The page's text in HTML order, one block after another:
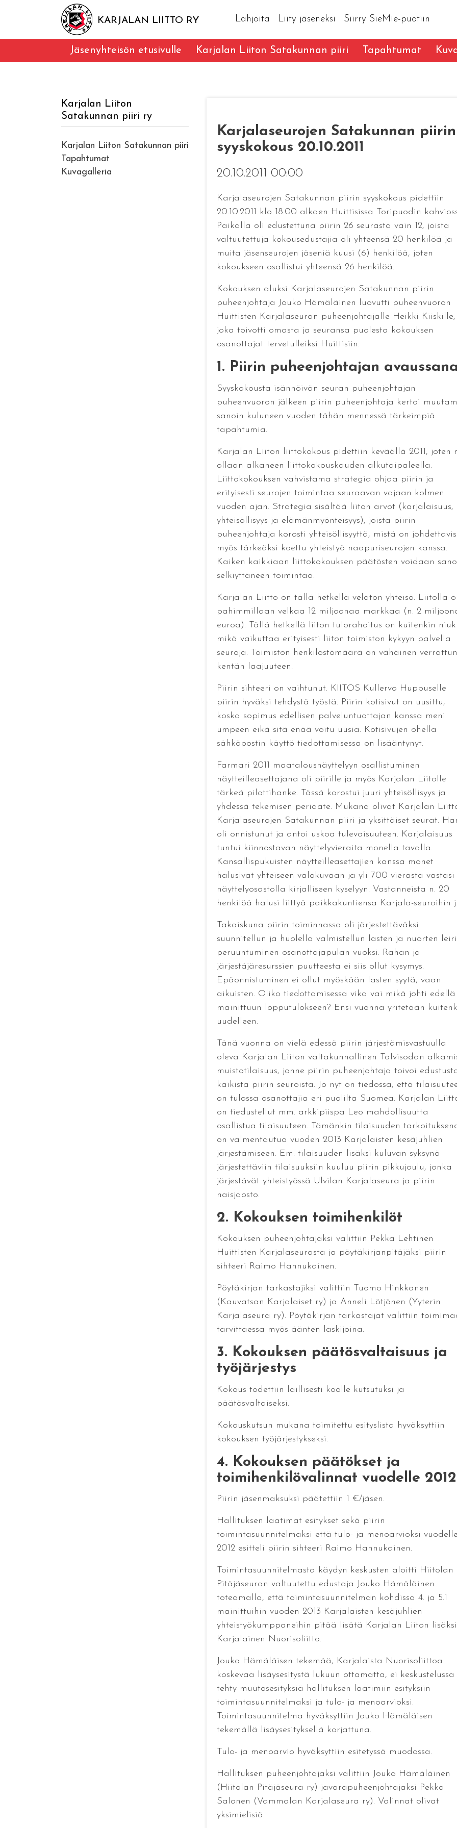
KARJALAN LIITTO RY Lahjoita Liity jäseneksi Siirry SieMie-puotiin
Jäsenyhteisön etusivulle Karjalan Liiton Satakunnan piiri Tapahtumat
Karjalan Liiton
Satakunnan piiri ry
Karjalan Liiton Satakunnan piiri
Tapahtumat
Kuvagalleria
Karjalaseurojen Satakunnan piirin
syyskokous 20.10.2011
20.10.2011 00:00
Karjalaseurojen Satakunnan piirin syyskokous pidettiin
20.10.2011 klo 18.00 alkaen Huittisissa Toripuodin
Paikalla oli edustettuna piirin 26 seurasta vain 12, joista
valtuutettuja kokousedustajia oli yhteensä 20 henkilöä ja
muita jäsenseurojen jäseniä kuusi (6) henkilöä, joten
kokoukseen osallistui yhteensä 26 henkilöä.
Kokouksen aluksi Karjalaseurojen Satakunnan piirin
puheenjohtaja Jouko Hämäläinen luovutti puheenvuoron
Huittisten Karjalaseuran puheenjohtajalle Heikki Kiiskille,
joka toivotti omasta ja seuransa puolesta kokouksen
osanottajat tervetulleiksi Huittisiin.
1. Piirin puheenjohtajan
Syyskokousta isännöivän seuran puheenjohtajan
puheenvuoron jälkeen piirin puheenjohtaja kertoi
sanoin kuluneen vuoden tähän mennessä tärkeimpiä
tapahtumia.
Karjalan Liiton liittokokous pidettiin keväällä 2011, joten
ollaan alkaneen liittokokouskauden alkutaipaleella.
Liittokokouksen vahvistama strategia ohjaa piirin ja
erityisesti seurojen toimintaa seuraavan vajaan kolmen
vuoden ajan. Strategia sisältää liiton arvot (karjalaisuus,
yhteisöllisyys ja elämänmyönteisyys), joista piirin
puheenjohtaja korosti yhteisöllisyyttä, mistä on
myös tärkeäksi koettu yhteistyö naapuriseurojen kanssa.
Kaiken kaikkiaan liittokokouksen päätösten voidaan
selkiyttäneen toimintaa.
Karjalan Liitto on tällä hetkellä velaton yhteisö. Liitolla
pahimmillaan velkaa 12 miljoonaa markkaa (n. 2
euroa). Tällä hetkellä liiton tulorahoitus on kuitenkin
mikä vaikuttaa erityisesti liiton toimiston kykyyn palvella
seuroja. Toimiston henkilöstömäärä on vähäinen
kentän laajuuteen.
Piirin sihteeri on vaihtunut. KIITOS Kullervo Huppuselle
piirin hyväksi tehdystä työstä. Piirin kotisivut on uusittu,
koska sopimus edellisen palveluntuottajan kanssa meni
umpeen eikä sitä enää voitu uusia. Kotisivujen ohella
sähköpostin käyttö tiedottamisessa on lisääntynyt.
Farmari 2011 maatalousnäyttelyyn osallistuminen
näytteilleasettajana oli piirille ja myös Karjalan Liitolle
tärkeä pilottihanke. Tässä korostui juuri yhteisöllisyys ja
yhdessä tekemisen periaate. Mukana olivat Karjalan
Karjalaseurojen Satakunnan piiri ja yksittäiset seurat.
oli onnistunut ja antoi uskoa tulevaisuuteen. Karjalaisuus
tuntui kiinnostavan näyttelyvieraita monella tavalla.
Kansallispukuisten näytteilleasettajien kanssa monet
halusivat yhteiseen valokuvaan ja yli 700 vierasta vastasi
näyttelyosastolla kirjalliseen kyselyyn. Vastanneista n. 20
henkilöä halusi liittyä paikkakuntiensa Karjala-seuroihin
Takaiskuna piirin toiminnassa oli järjestettäväksi
suunnitellun ja huolella valmistellun lasten ja nuorten
peruuntuminen osanottajapulan vuoksi. Rahan ja
järjestäjäresurssien puutteesta ei siis ollut kysymys.
Epäonnistuminen ei ollut myöskään lasten syytä, vaan
aikuisten. Oliko tiedottamisessa vika vai mikä johti edellä
mainittuun lopputulokseen? Ensi vuonna yritetään
uudelleen.
Tänä vuonna on vielä edessä piirin järjestämisvastuulla
oleva Karjalan Liiton valtakunnallinen Talvisodan
muistotilaisuus, jonne piirin puheenjohtaja toivoi
kaikista piirin seuroista. Jo nyt on tiedossa, että
on tulossa osanottajia eri puolilta Suomea. Karjalan
on tiedustellut mm. arkkipiispa Leo mahdollisuutta
osallistua tilaisuuteen. Tämänkin tilaisuuden
on valmentautua vuoden 2013 Karjalaisten kesäjuhlien
järjestämiseen. Em. tilaisuuden lisäksi kuluvan syksynä
järjestettäviin tilaisuuksiin kuuluu piirin pikkujoulu, jonka
järjestävät yhteistyössä Ulvilan Karjalaseura ja piirin
naisjaosto.
2. Kokouksen toimihenkilöt
Kokouksen puheenjohtajaksi valittiin Pekka Lehtinen
Huittisten Karjalaseurasta ja pöytäkirjanpitäjäksi piirin
sihteeri Raimo Hannukainen.
Pöytäkirjan tarkastajiksi valittiin Tuomo Hinkkanen
(Kauvatsan Karjalaiset ry) ja Anneli Lötjönen (Yyterin
Karjalaseura ry). Pöytäkirjan tarkastajat valittiin
tarvittaessa myös äänten laskijoina.
3. Kokouksen päätösvaltaisuus ja
työjärjestys
Kokous todettiin laillisesti koolle kutsutuksi ja
päätösvaltaiseksi.
Kokouskutsun mukana toimitettu esityslista hyväksyttiin
kokouksen työjärjestykseksi.
4. Kokouksen päätökset ja
toimihenkilövalinnat vuodelle 2012
Piirin jäsenmaksuksi päätettiin 1 €/jäsen.
Hallituksen laatimat esitykset sekä piirin
toimintasuunnitelmaksi että tulo- ja menoarvioksi
2012 esitteli piirin sihteeri Raimo Hannukainen.
Toimintasuunnitelmasta käydyn keskusten aloitti Hiitolan
Pitäjäseuran valtuutettu edustaja Jouko Hämäläinen
toteamalla, että toimintasuunnitelman kohdissa 4. ja 5.1
mainittuihin vuoden 2013 Karjalaisten kesäjuhlien
yhteistyökumppaneihin pitää lisätä Karjalan Liiton lisäksi
Karjalainen Nuorisoliitto.
Jouko Hämäläisen tekemää, Karjalaista Nuorisoliittoa
koskevaa lisäysesitystä lukuun ottamatta, ei keskustelussa
tehty muutosesityksiä hallituksen laatimiin esityksiin
toimintasuunnitelmaksi ja tulo- ja menoarvioksi.
Toimintasuunnitelma hyväksyttiin Jouko Hämäläisen
tekemällä lisäysesityksellä korjattuna.
Tulo- ja menoarvio hyväksyttiin esitetyssä muodossa.
Hallituksen puheenjohtajaksi valittiin Jouko Hämäläinen
(Hiitolan Pitäjäseura ry) javarapuheenjohtajaksi Pekka
Salonen (Vammalan Karjalaseura ry). Valinnat olivat
yksimielisiä.